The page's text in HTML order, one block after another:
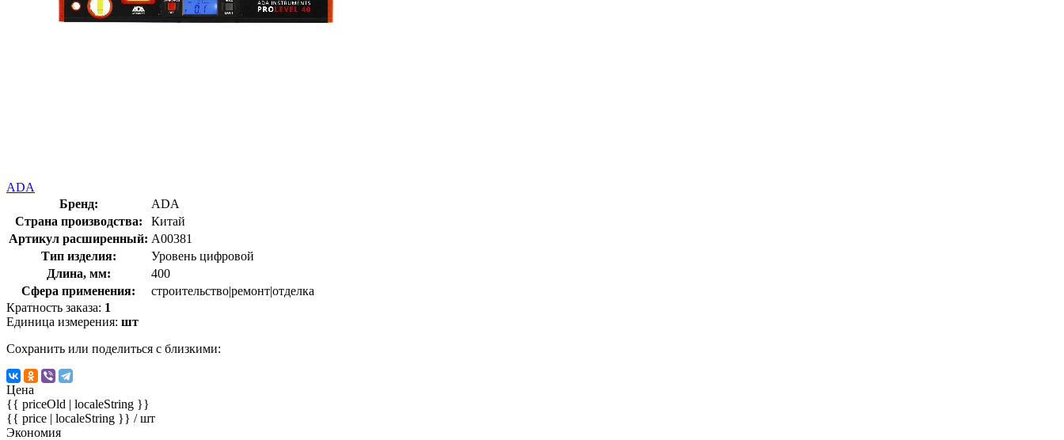
ADA
Бренд:
ADA
Страна производства:
Китай
Артикул расширенный: А00381
Тип изделия:
Уровень цифровой
Длина, мм:
400
Сфера применения:
строительство|ремонт|отделка
Кратность заказа: 1
Единица измерения: шт
Сохранить или поделиться с близкими:
Цена
{{ priceOld | localeString }}
{{ price | localeString }} / шт
Экономия